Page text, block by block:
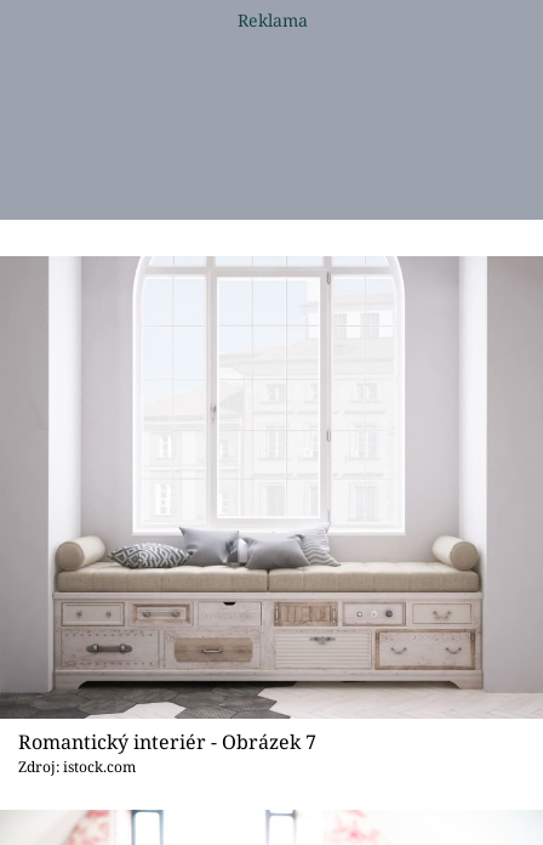
Romantický interiér - Obrázek 7
Zdroj: istock.com